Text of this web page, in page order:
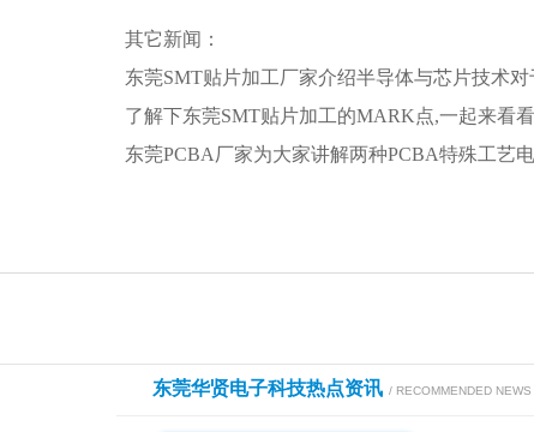
其它新闻：
东莞SMT贴片加工厂家介绍半导体与芯片技术
了解下东莞SMT贴片加工的MARK点,一起来看
东莞PCBA厂家为大家讲解两种PCBA特殊工艺
东莞华贤电子科技热点资讯 / RECOMMENDED NEWS